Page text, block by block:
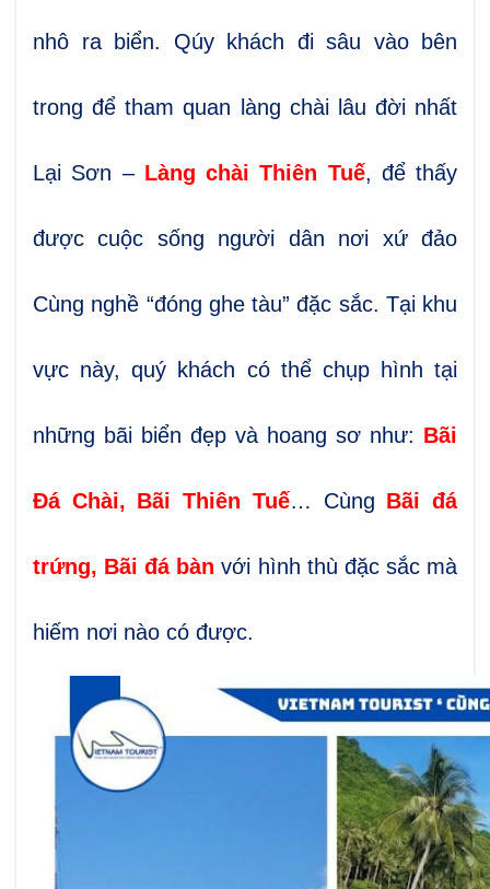
nhô ra biển. Qúy khách đi sâu vào bên
trong để tham quan làng chài lâu đời nhất
Lại Sơn – Làng chài Thiên Tuế, để thấy
được cuộc sống người dân nơi xứ đảo
Cùng nghề “đóng ghe tàu” đặc sắc. Tại khu
vực này, quý khách có thể chụp hình tại
những bãi biển đẹp và hoang sơ như: Bãi
Đá Chài, Bãi Thiên Tuế… Cùng Bãi đá
trứng, Bãi đá bànvới hình thù đặc sắc mà
hiếm nơi nào có được.